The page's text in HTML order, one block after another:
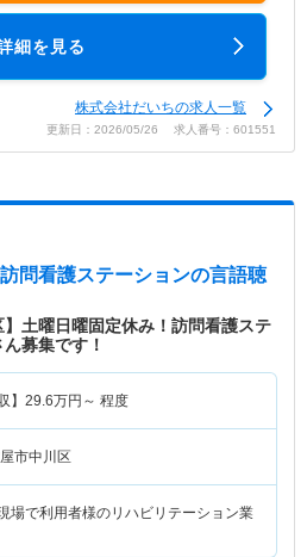
細を見る
株式会社だいちの求人一覧
更新日：2026/05/26 求人番号：601551
問看護ステーションの言語聴
】土曜日曜固定休み！訪問看護ステ
募集です！
】 29.6万円～ 程度
市中川区
場で利用者様のリハビリテーション業